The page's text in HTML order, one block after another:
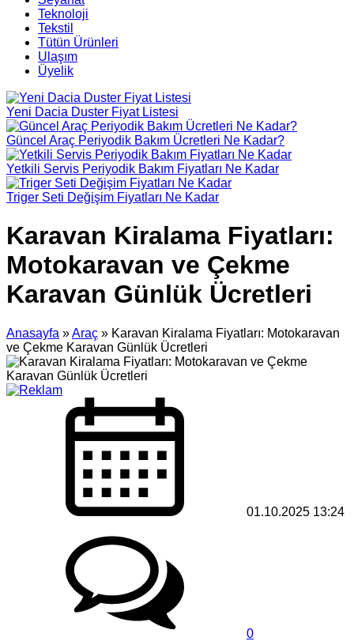
Teknoloji
Tekstil
Tütün Ürünleri
Ulaşım
Üyelik
Yeni Dacia Duster Fiyat Listesi
Güncel Araç Periyodik Bakım Ücretleri Ne Kadar?
Yetkili Servis Periyodik Bakım Fiyatları Ne Kadar
Triger Seti Değişim Fiyatları Ne Kadar
Karavan Kiralama Fiyatları:
Motokaravan ve Çekme
Karavan Günlük Ücretleri
Anasayfa »Araç » Karavan Kiralama Fiyatları: Motokaravan
ve Çekme Karavan Günlük Ücretleri
01.10.2025 13:24
0